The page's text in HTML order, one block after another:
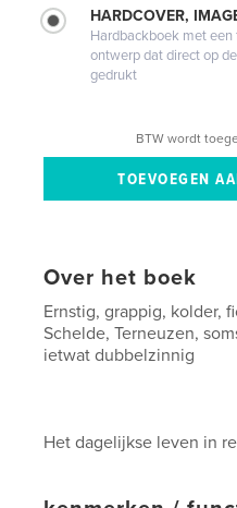
HARDCOVER,
Hardbackboek met een
ontwerp dat direct op
gedrukt
BTW wordt
Over het boek
Ernstig, grappig, kolder,
Schelde, Terneuzen,
ietwat dubbelzinnig
Het dagelijkse leven in